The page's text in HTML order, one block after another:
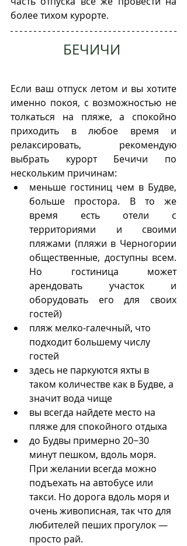
более тихом курорте.
БЕЧИЧИ
Если ваш отпуск летом и вы хотите
именно покоя, с возможностью не
толкаться на пляже, а спокойно
приходить в любое время и
релаксировать, рекомендую
выбрать курорт Бечичи по
нескольким причинам:
меньше гостиниц чем в Будве,
больше простора. В то же
время есть отели с
территориями и своими
пляжами (пляжи в Черногории
общественные, доступны всем.
Но гостиница может
арендовать участок и
оборудовать его для своих
гостей)
пляж мелко-галечный, что
подходит большему числу
гостей
здесь не паркуются яхты в
таком количестве как в Будве, а
значит вода чище
вы всегда найдете место на
пляже для спокойного отдыха
до Будвы примерно 20−30
минут пешком, вдоль моря.
При желании всегда можно
подъехать на автобусе или
такси. Но дорога вдоль моря и
очень живописная, так что для
любителей пеших прогулок —
просто рай.